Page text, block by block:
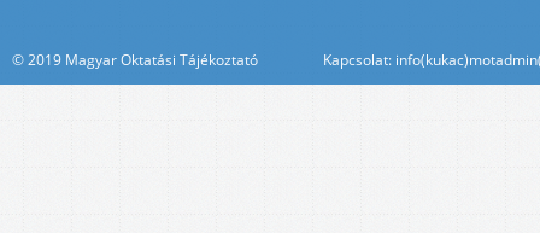
© 2019 Magyar Oktatási Tájékoztató Kapcsolat: